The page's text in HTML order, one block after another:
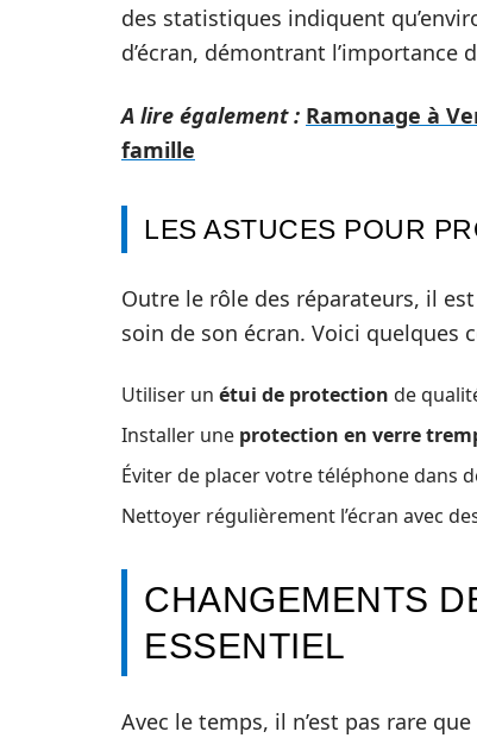
des statistiques indiquent
d’écran, démontrant l’importance
A lire également : Ramonage à
famille
LES ASTUCES POUR
Outre le rôle des réparateurs, il
soin de son écran. Voici quelques
Utiliser un étui de protection de
Installer une protection en verre
Éviter de placer votre téléphone dans
Nettoyer régulièrement l’écran avec
CHANGEMENTS
ESSENTIEL
Avec le temps, il n’est pas rare